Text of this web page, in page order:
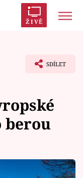
ŽIVĚ
SDÍLET
berou